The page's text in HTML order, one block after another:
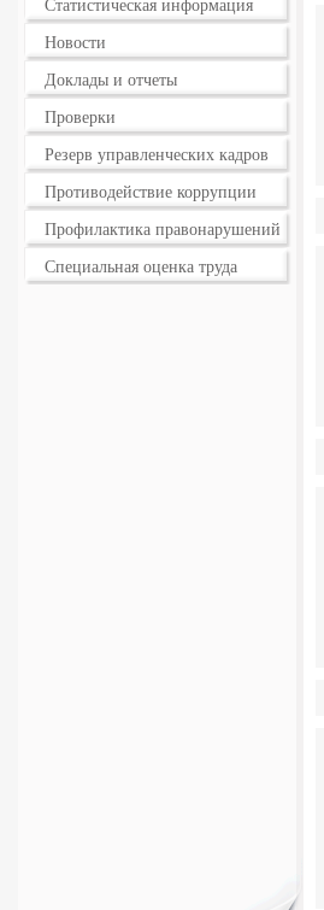
Новости
Доклады и отчеты
Проверки
Резерв управленческих кадров
Противодействие коррупции
Профилактика правонарушений
Специальная оценка труда